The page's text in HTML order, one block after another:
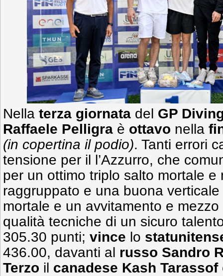
Nella terza giornata del GP
Raffaele Pelligra è ottavo nella
(in copertina il podio). Tanti errori
tensione per il l’Azzurro, che
per un ottimo triplo salto mortale e
raggruppato e una buona
mortale e un avvitamento e
qualità tecniche di un sicuro
305.30 punti; vince lo
436.00, davanti al russo Sandro
Terzo il canadese Kash Tarassof